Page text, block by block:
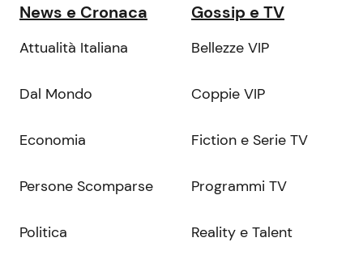
News e Cronaca
Attualità Italiana
Dal Mondo
Economia
Persone Scomparse
Politica
Gossip e TV
Bellezze VIP
Coppie VIP
Fiction e Serie TV
Programmi TV
Reality e Talent